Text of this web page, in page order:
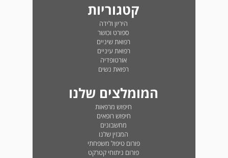
קטגוריות
היריון ולידה
ספורט וכושר
רפואת שיניים
רפואת עיניים
אורטופדיה
רפואת נשים
המומלצים שלנו
חיפוש מרפאות
חיפוש רופאים
מחשבונים
המגזין שלנו
פורום טיפול משפחתי
פורום ניתוחי קטרקט